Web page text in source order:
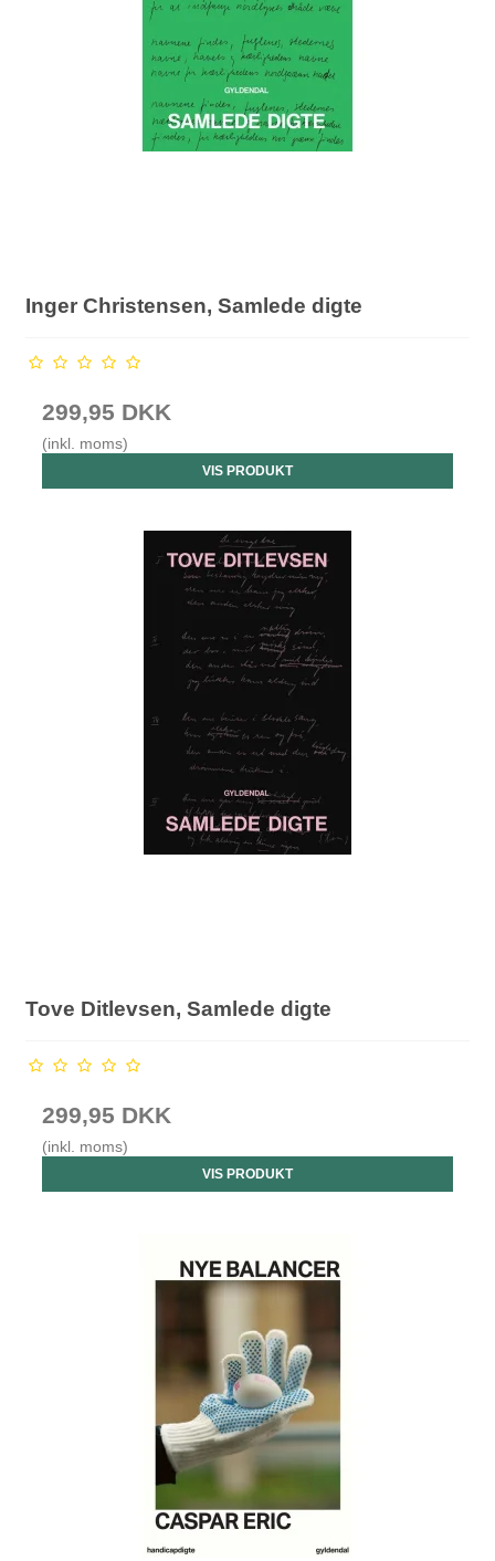
Inger Christensen, Samlede digte
299,95 DKK
(inkl. moms)
VIS PRODUKT
Tove Ditlevsen, Samlede digte
299,95 DKK
(inkl. moms)
VIS PRODUKT